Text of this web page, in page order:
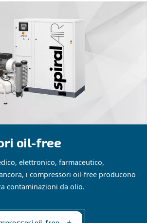
medici e dentistici in tutto il
complesse alle pulizie di routine
offrono una fornitura di aria continua
ai professionisti del
eccezionale con fiducia. Grazie
di lavoro dell'assistenza
la produttività e garantiscono
con la massima precisione e